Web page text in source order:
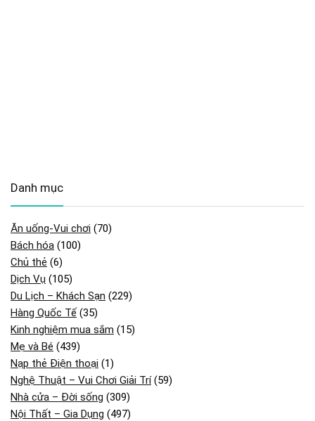
Danh mục
Ăn uống-Vui chơi (70)
Bách hóa (100)
Chủ thẻ (6)
Dịch Vụ (105)
Du Lịch – Khách Sạn (229)
Hàng Quốc Tế (35)
Kinh nghiệm mua sắm (15)
Mẹ và Bé (439)
Nạp thẻ Điện thoại (1)
Nghệ Thuật – Vui Chơi Giải Trí(59)
Nhà cửa – Đời sống (309)
Nội Thất – Gia Dụng (497)